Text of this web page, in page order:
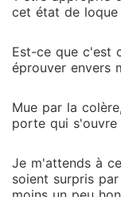
cet état de loque
Est-ce que c'est
éprouver envers
Mue par la
porte qui s'ouvre
Je m'attends à
soient surpris